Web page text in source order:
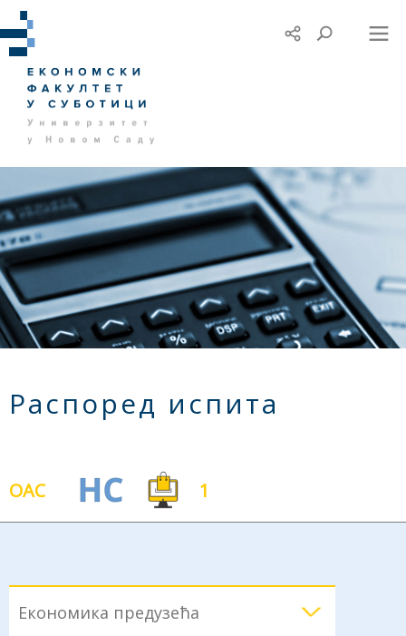
Распоред испита
ОАС 1
Економика предузећа